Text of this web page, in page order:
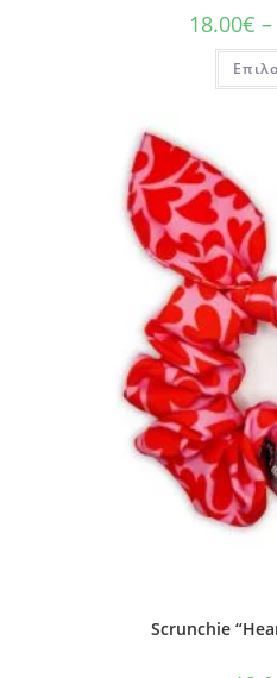
18.00€ –
Scrunchie